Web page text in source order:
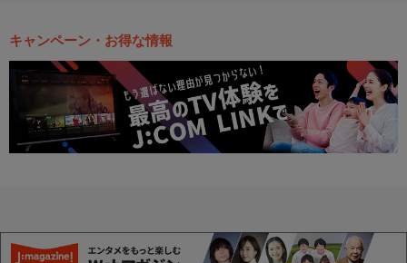
キャンペーン・お得な情報